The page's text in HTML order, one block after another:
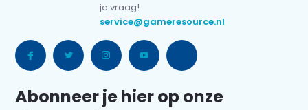
je vraag!
service@gameresource.nl
Abonneer je hier op onze